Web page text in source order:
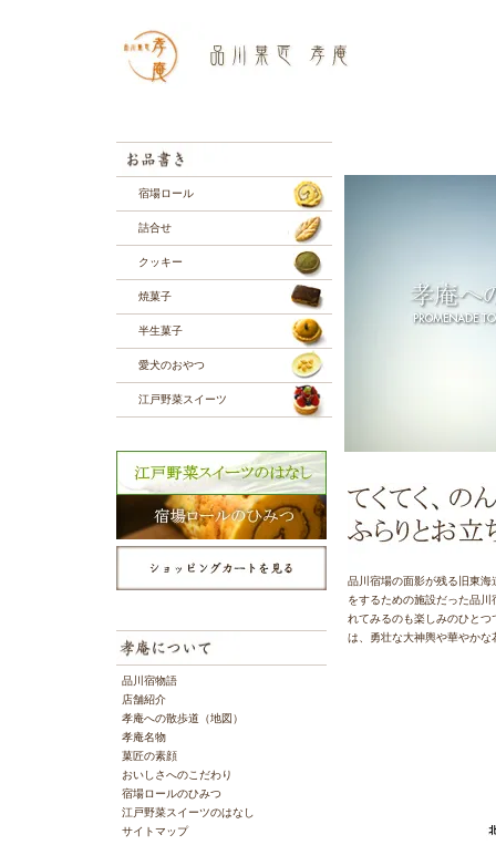
宿場ロール
詰合せ
クッキー
焼菓子
半生菓子
愛犬のおやつ
江戸野菜スイーツ
品川宿物語
店舗紹介
孝庵への散歩道（地図）
孝庵名物
菓匠の素顔
おいしさへのこだわり
宿場ロールのひみつ
江戸野菜スイーツのはなし
サイトマップ
品川宿場の面影が残る旧東
をするための施設だった品
れてみるのも楽しみのひと
は、勇壮な大神輿や華やか